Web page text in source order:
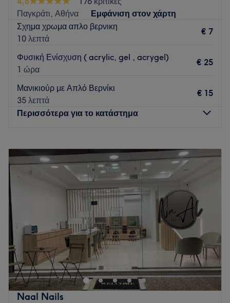
Παγκράτι, Αθήνα
Εμφάνιση στον χάρτη
Σχημα χρωμα απλο βερνικη
10 λεπτά
€ 7
Φυσική Ενίσχυση ( acrylic, gel , acrygel)
1 ώρα
€ 25
Μανικιούρ με Απλό Βερνίκι
35 λεπτά
€ 15
Περισσότερα για το κατάστημα
Τρίτη
09:00 –23:00
Τετάρτη
09:00– 23:00
09:00
09:00–23:00
09:00
23:00
10:00–19:00
Το Espresso Nails βρίσκεται στον πιο κεντρικό δρόμο του
Παγκρατίου και παρέχει υπηρεσίες μανικιούρ , πεντικιουρ
που μπορειτε να απολαύσετε σε συνδυασμό με ένα καφέ το
πρωί και ένα δροσερό κοκτέιλ το απόγευμα
Go to venue
Naal Nails